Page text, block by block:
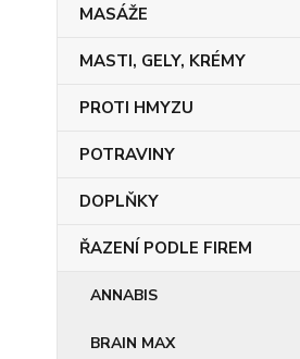
MASÁŽE
MASTI, GELY, KRÉMY
PROTI HMYZU
POTRAVINY
DOPLŇKY
ŘAZENÍ PODLE FIREM
ANNABIS
BRAIN MAX